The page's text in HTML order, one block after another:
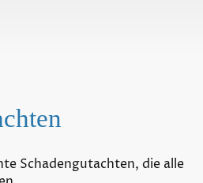
Schadengutachten, die alle